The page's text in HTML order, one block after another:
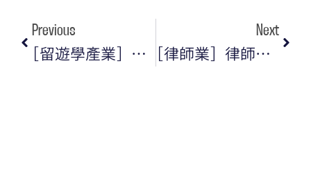
Previous
[留遊學產業] 疫情終將過去，2024年留遊學產業怎麼快點回血？
Next
[律師業] 律師事務所與網路行銷：面對競爭的創新策略